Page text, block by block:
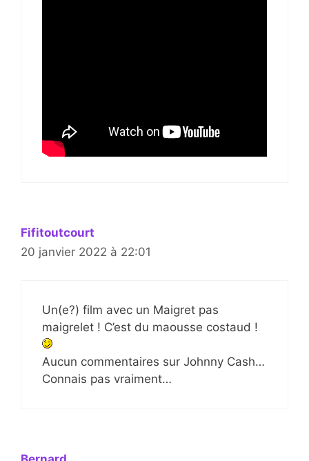
Fifitoutcourt
20 janvier 2022 à 22:01
Un(e?) film avec un Maigret pas
maigrelet ! C’est du maousse costaud !
Aucun commentaires sur Johnny Cash…
Connais pas vraiment…